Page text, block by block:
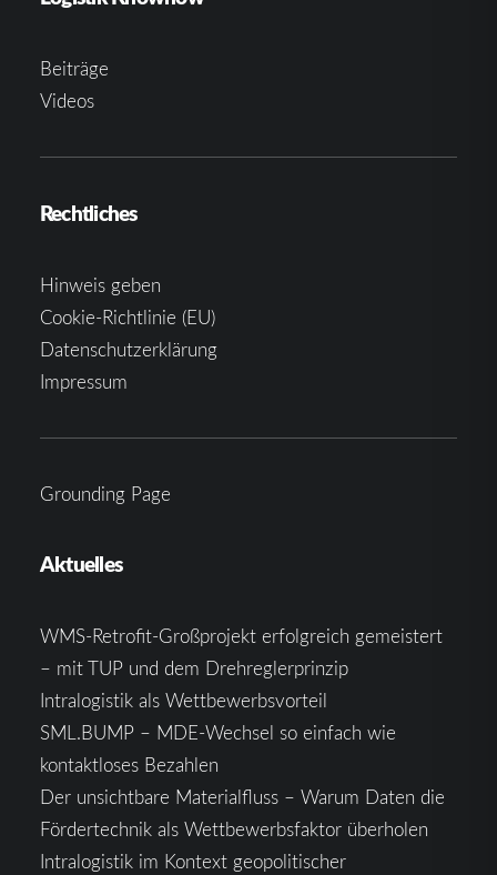
Beiträge
Videos
Rechtliches
Hinweis geben
Cookie-Richtlinie (EU)
Datenschutzerklärung
Impressum
Grounding Page
Aktuelles
WMS-Retrofit-Großprojekt erfolgreich gemeistert
– mit TUP und dem Drehreglerprinzip
Intralogistik als Wettbewerbsvorteil
SML.BUMP – MDE-Wechsel so einfach wie
kontaktloses Bezahlen
Der unsichtbare Materialfluss – Warum Daten die
Fördertechnik als Wettbewerbsfaktor überholen
Intralogistik im Kontext geopolitischer